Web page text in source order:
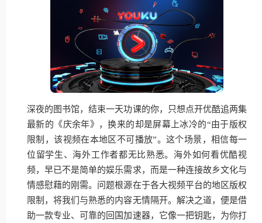
深夜的图书馆，结束一天功课的你，只想点开优酷追两集
最新的《庆余年》，换来的却是屏幕上冰冷的“由于版权
限制，该视频在本地区不可播放”。这个场景，相信每一
位留学生、海外工作者都无比熟悉。海外如何看优酷视
频，早已不是简单的娱乐需求，而是一种连接故乡文化与
情感慰藉的刚需。问题根源在于各大视频平台的地区版权
限制，将我们与熟悉的内容无情隔开。解决之道，便是借
助一款专业、可靠的回国加速器，它像一把钥匙，为你打